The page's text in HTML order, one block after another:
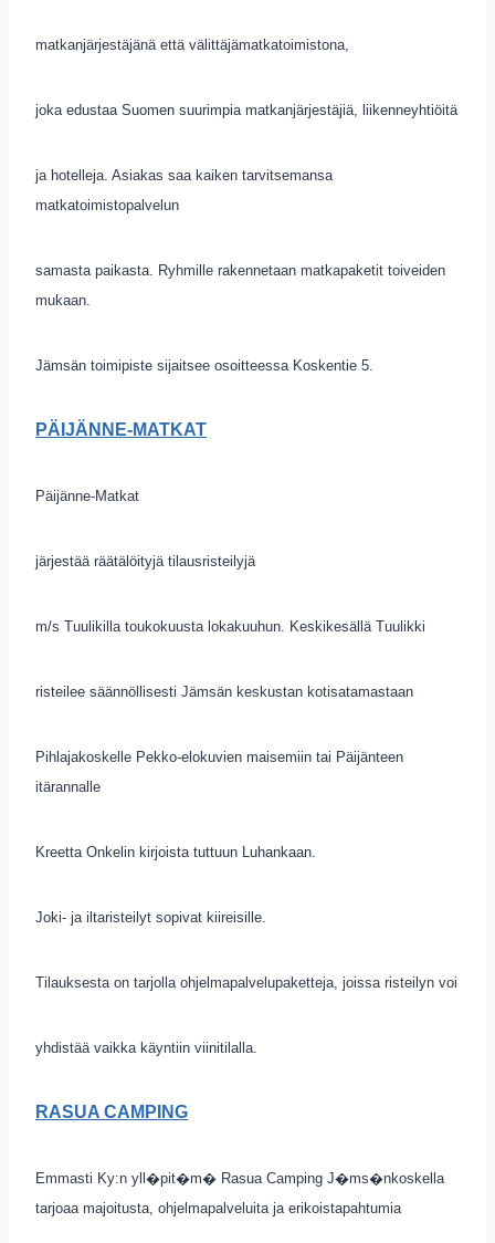
matkanjärjestäjänä että välittäjämatkatoimistona,
joka edustaa Suomen suurimpia matkanjärjestäjiä, liikenneyhtiöitä
ja hotelleja. Asiakas saa kaiken tarvitsemansa
matkatoimistopalvelun
samasta paikasta. Ryhmille rakennetaan matkapaketit toiveiden
mukaan.
Jämsän toimipiste sijaitsee osoitteessa Koskentie 5.
PÄIJÄNNE-MATKAT
Päijänne-Matkat
järjestää räätälöityjä tilausristeilyjä
m/s Tuulikilla toukokuusta lokakuuhun. Keskikesällä Tuulikki
risteilee säännöllisesti Jämsän keskustan kotisatamastaan
Pihlajakoskelle Pekko-elokuvien maisemiin tai Päijänteen
itärannalle
Kreetta Onkelin kirjoista tuttuun Luhankaan.
Joki- ja iltaristeilyt sopivat kiireisille.
Tilauksesta on tarjolla ohjelmapalvelupaketteja, joissa risteilyn voi
yhdistää vaikka käyntiin viinitilalla.
RASUA CAMPING
Emmasti Ky:n yll�pit�m� Rasua Camping J�ms�nkoskella
tarjoaa majoitusta, ohjelmapalveluita ja erikoistapahtumia